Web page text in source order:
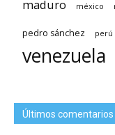
maduro méxico
pedro sánchez perú
venezuela
Últimos comentarios